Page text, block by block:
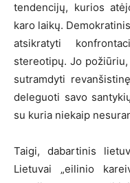
tendencijų, kurios
karo laikų.
atsikratyti
stereotipų. Jo
sutramdyti
deleguoti savo
su kuria niekaip
Taigi, dabartinis
Lietuvai „eilinio